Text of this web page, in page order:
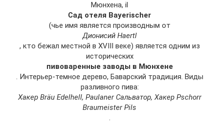
Мюнхена, il
Сад отеля Bayerischer
(чье имя является производным от
Дионисий Haertl
, кто бежал местной в XVIII веке) является одним из
исторических
пивоваренные заводы в Мюнхене
. Интерьер-темное дерево, Баварский традиция. Виды
разливного пива:
Хакер Bräu Edelhell, Paulaner Сальватор, Хакер Pschorr
Braumeister Pils
.